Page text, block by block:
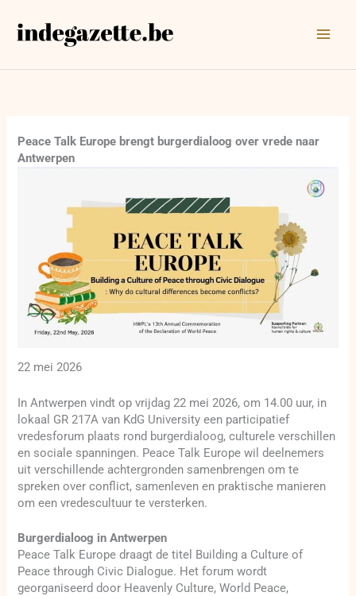
naar
Peace Talk Europe brengt burgerdialoog over vrede naar
Antwerpen
22 mei 2026
In Antwerpen vindt op vrijdag 22 mei 2026, om 14.00 uur, in
lokaal GR 217A van KdG University een participatief
vredesforum plaats rond burgerdialoog, culturele verschillen
en sociale spanningen. Peace Talk Europe wil deelnemers
uit verschillende achtergronden samenbrengen om te
spreken over conflict, samenleven en praktische manieren
om een vredescultuur te versterken.
Burgerdialoog in Antwerpen
Peace Talk Europe draagt de titel Building a Culture of
Peace through Civic Dialogue. Het forum wordt
georganiseerd door Heavenly Culture, World Peace,